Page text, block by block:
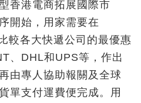
香港電商拓展國際市
開始，用家需要在
較各大快遞公司的最優惠
、DHL和UPS等，作出
由專人協助報關及全球
單支付運費便完成。用